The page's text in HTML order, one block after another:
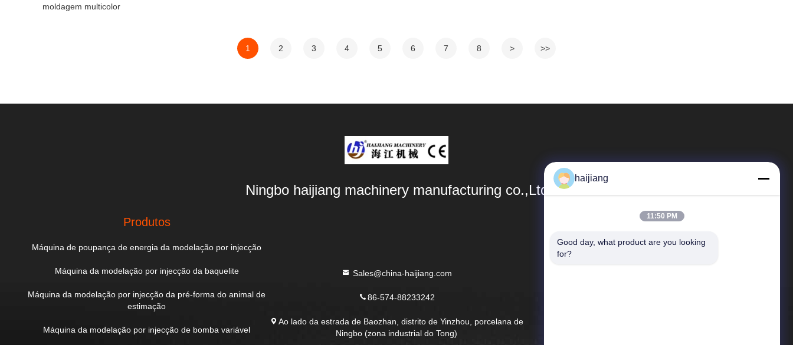
moldagem multicolor
1 2 3 4 5 6 7 8 > >>
Ningbo haijiang machinery manufacturing co.,Ltd
Produtos
Máquina de poupança de energia da modelação por injecção
Máquina da modelação por injecção da baquelite
Máquina da modelação por injecção da pré-forma do animal de
estimação
Máquina da modelação por injecção de bomba variável
Sales@china-haijiang.com
86-574-88233242
Ao lado da estrada de Baozhan, distrito de Yinzhou, porcelana de
Ningbo (zona industrial do Tong)
Links Rápidos
Perfil da empresa
haijiang
11:50 PM
Good day, what product are you looking
for?